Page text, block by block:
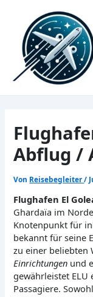
springen
Abflug /
Von Reisebegleiter/
Flughafen El
Ghardaïa im
Knotenpunkt für
bekannt für seine
zu einer beliebten
Einrichtungen und
gewährleistet
Passagiere.